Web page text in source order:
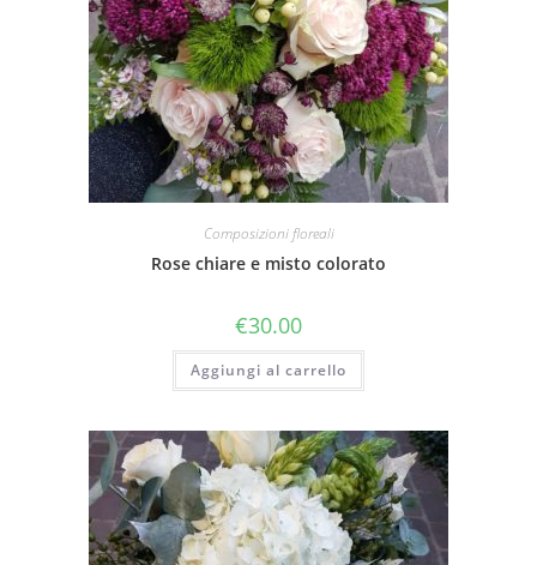
Composizioni floreali
Rose chiare e misto colorato
€30.00
Aggiungi al carrello